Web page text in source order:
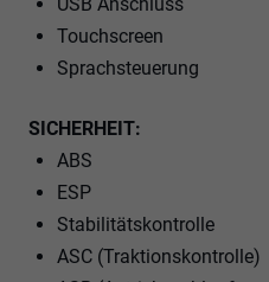
Touchscreen
Sprachsteuerung
SICHERHEIT:
ABS
ESP
Stabilitätskontrolle
ASC (Traktionskontrolle)